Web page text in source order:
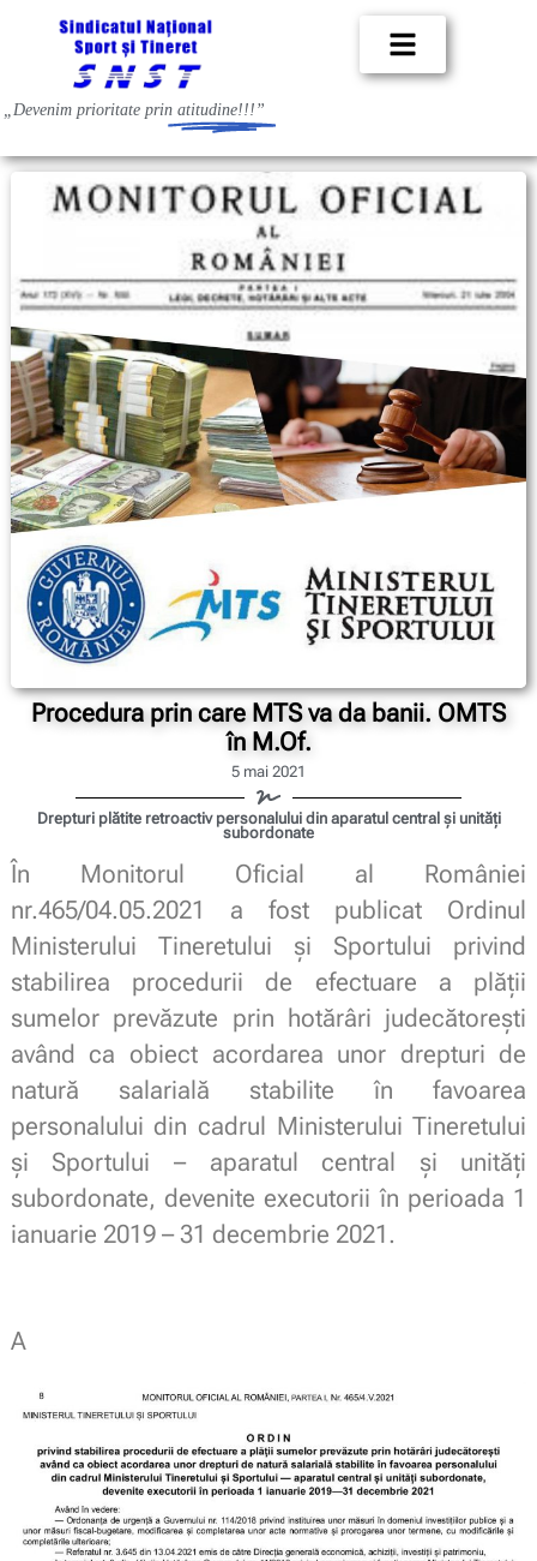
„Devenim prioritate prin atitudine!!!”
Procedura prin care MTS va da banii. OMTS
în M.Of.
5 mai 2021
Drepturi plătite retroactiv personalului din aparatul central și unități
subordonate
În Monitorul Oficial al României
nr.465/04.05.2021 a fost publicat Ordinul
Ministerului Tineretului și Sportului privind
stabilirea procedurii de efectuare a plății
sumelor prevăzute prin hotărâri judecătorești
având ca obiect acordarea unor drepturi de
natură salarială stabilite în favoarea
personalului din cadrul Ministerului Tineretului
și Sportului – aparatul central și unități
subordonate, devenite executorii în perioada 1
ianuarie 2019 – 31 decembrie 2021.
A